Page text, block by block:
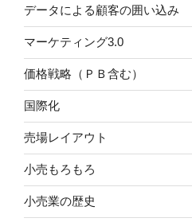
データによる顧客の囲い込み
マーケティング3.0
価格戦略（ＰＢ含む）
国際化
売場レイアウト
小売もろもろ
小売業の歴史